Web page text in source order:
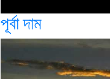
পূর্বা দাম